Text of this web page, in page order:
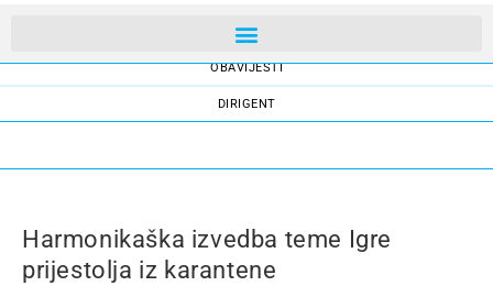
AKADEMSKI HARMONIKAŠKI ORKESTAR
OBAVIJESTI
DIRIGENT
Harmonikaška izvedba teme Igre
prijestolja iz karantene